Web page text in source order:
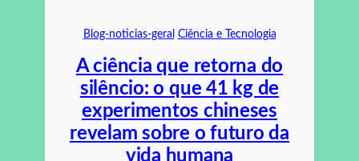
Blog-noticias-geral Ciência e Tecnologia
A ciência que retorna do
silêncio: o que 41 kg de
experimentos chineses
revelam sobre o futuro da
vida humana